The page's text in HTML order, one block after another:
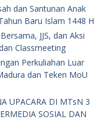
dan Santunan Anak
Baru Islam 1448 H
JJS, dan Aksi
Classmeeting
Perkuliahan Luar
dan Teken MoU
UPACARA DI MTsN 3
SOSIAL DAN